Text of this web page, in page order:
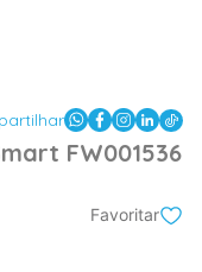
FW001536
Favoritar